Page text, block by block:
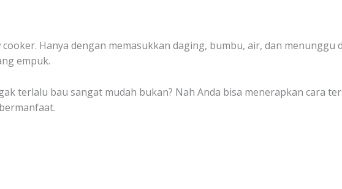
Hanya dengan memasukkan daging, bumbu, air, dan menunggu
empuk.
terlalu bau sangat mudah bukan? Nah Anda bisa menerapkan cara